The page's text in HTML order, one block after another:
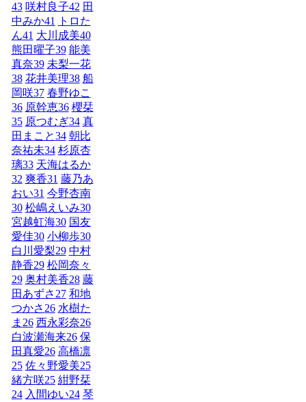
43 咲村良子42 田
中みか41
トロた
ん41 大川成美40
熊田曜子39 能美
真奈39 未梨一花
38 花井美理38 船
岡咲37 春野ゆこ
36 原幹恵36 櫻栞
35 原つむぎ34 真
田まこと34 朝比
奈祐未34 杉原杏
璃33 天海はるか
32 爽香31 藤乃あ
おい31 今野杏南
30 松嶋えいみ30
宮越虹海30 国友
愛佳30 小柳歩30
白川愛梨29 中村
静香29 松岡奈々
29 奥村美香28 藤
田あずさ27 和地
つかさ26 水樹た
ま 26 西永彩奈26
白波瀬海来26 保
田真愛26 高橋凛
25 佐々野愛美25
緒方咲25 紺野栞
24 入間ゆい24 琴